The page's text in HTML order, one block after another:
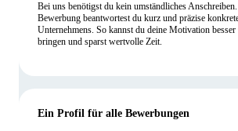
Bei uns benötigst du kein umständliches
Bewerbung beantwortest du kurz und präzise
Unternehmens. So kannst du deine Motivation
bringen und sparst wertvolle Zeit.
Ein Profil für alle Bewerbungen